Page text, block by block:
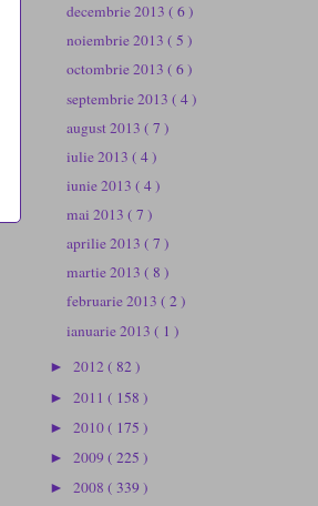
decembrie 2013( 6 )
noiembrie 2013( 5 )
octombrie 2013( 6 )
septembrie 2013( 4 )
august 2013( 7 )
iulie 2013( 4 )
iunie 2013( 4 )
mai 2013( 7 )
aprilie 2013( 7 )
martie 2013( 8 )
februarie 2013( 2 )
ianuarie 2013( 1 )
► 2012( 82 )
► 2011 ( 158 )
► 2010( 175 )
► 2009 ( 225 )
► 2008 ( 339 )